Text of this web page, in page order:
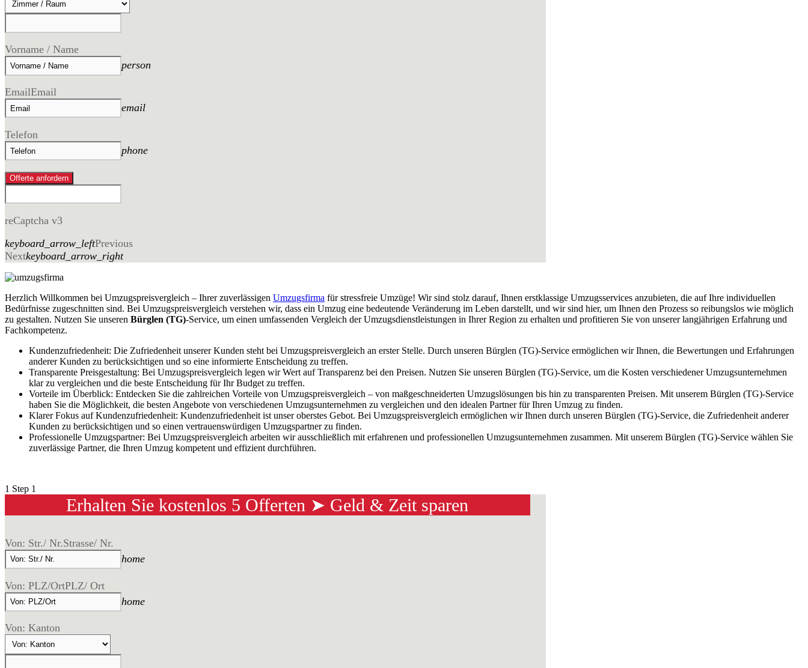
Vorname / Name
person
EmailEmail
email
Telefon
phone
Offerte anfordern
reCaptcha v3
keyboard_arrow_leftPrevious
Nextkeyboard_arrow_right
Herzlich Willkommen bei Umzugspreisvergleich – Ihrer zuverlässigen Umzugsfirma für stressfreie Umzüge! Wir sind stolz darauf, Ihnen erstklassige Umzugsservices anzubieten, die auf Ihre individuellen
Bedürfnisse zugeschnitten sind. Bei Umzugspreisvergleich verstehen wir, dass ein Umzug eine bedeutende Veränderung im Leben darstellt, und wir sind hier, um Ihnen den Prozess so reibungslos wie möglich
zu gestalten. Nutzen Sie unseren Bürglen (TG)-Service, um einen umfassenden Vergleich der Umzugsdienstleistungen in Ihrer Region zu erhalten und profitieren Sie von unserer langjährigen Erfahrung und
Fachkompetenz.
Kundenzufriedenheit: Die Zufriedenheit unserer Kunden steht bei Umzugspreisvergleich an erster Stelle. Durch unseren Bürglen (TG)-Service ermöglichen wir Ihnen, die Bewertungen und Erfahrungen
anderer Kunden zu berücksichtigen und so eine informierte Entscheidung zu treffen.
Transparente Preisgestaltung: Bei Umzugspreisvergleich legen wir Wert auf Transparenz bei den Preisen. Nutzen Sie unseren Bürglen (TG)-Service, um die Kosten verschiedener Umzugsunternehmen
klar zu vergleichen und die beste Entscheidung für Ihr Budget zu treffen.
Vorteile im Überblick: Entdecken Sie die zahlreichen Vorteile von Umzugspreisvergleich – von maßgeschneiderten Umzugslösungen bis hin zu transparenten Preisen. Mit unserem Bürglen (TG)-Service
haben Sie die Möglichkeit, die besten Angebote von verschiedenen Umzugsunternehmen zu vergleichen und den idealen Partner für Ihren Umzug zu finden.
Klarer Fokus auf Kundenzufriedenheit: Kundenzufriedenheit ist unser oberstes Gebot. Bei Umzugspreisvergleich ermöglichen wir Ihnen durch unseren Bürglen (TG)-Service, die Zufriedenheit anderer
Kunden zu berücksichtigen und so einen vertrauenswürdigen Umzugspartner zu finden.
Professionelle Umzugspartner: Bei Umzugspreisvergleich arbeiten wir ausschließlich mit erfahrenen und professionellen Umzugsunternehmen zusammen. Mit unserem Bürglen (TG)-Service wählen Sie
zuverlässige Partner, die Ihren Umzug kompetent und effizient durchführen.
1 Step 1
Erhalten Sie kostenlos 5 Offerten ➤ Geld & Zeit sparen
Von: Str./ Nr.Strasse/ Nr.
home
Von: PLZ/OrtPLZ/ Ort
home
Von: Kanton